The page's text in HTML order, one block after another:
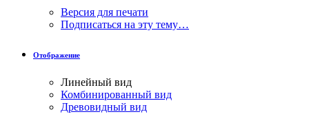
Версия для печати
Подписаться на эту тему…
Отображение
Линейный вид
Комбинированный вид
Древовидный вид